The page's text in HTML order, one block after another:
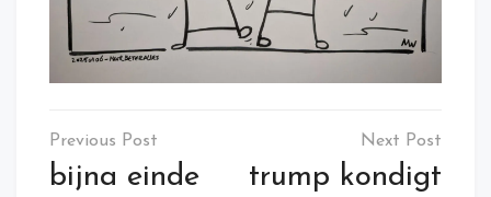
Post
navigation
bijna einde
trump kondigt